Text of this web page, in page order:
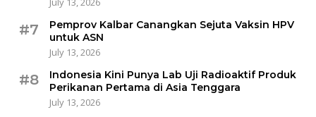
#7
Pemprov Kalbar Canangkan Sejuta Vaksin HPV
untuk ASN
July 13, 2026
#8
Indonesia Kini Punya Lab Uji Radioaktif Produk
Perikanan Pertama di Asia Tenggara
July 13, 2026